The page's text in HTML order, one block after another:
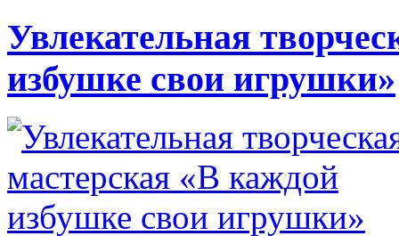
Увлекательная
избушке свои игрушки»